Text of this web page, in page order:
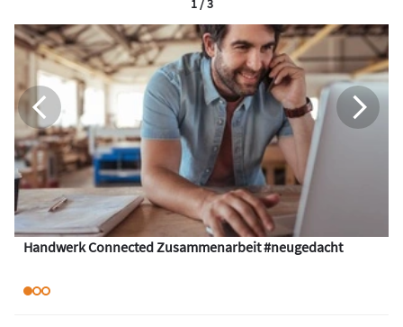
Handwerk Connected Zusammenarbeit #neugedacht
1 / 3